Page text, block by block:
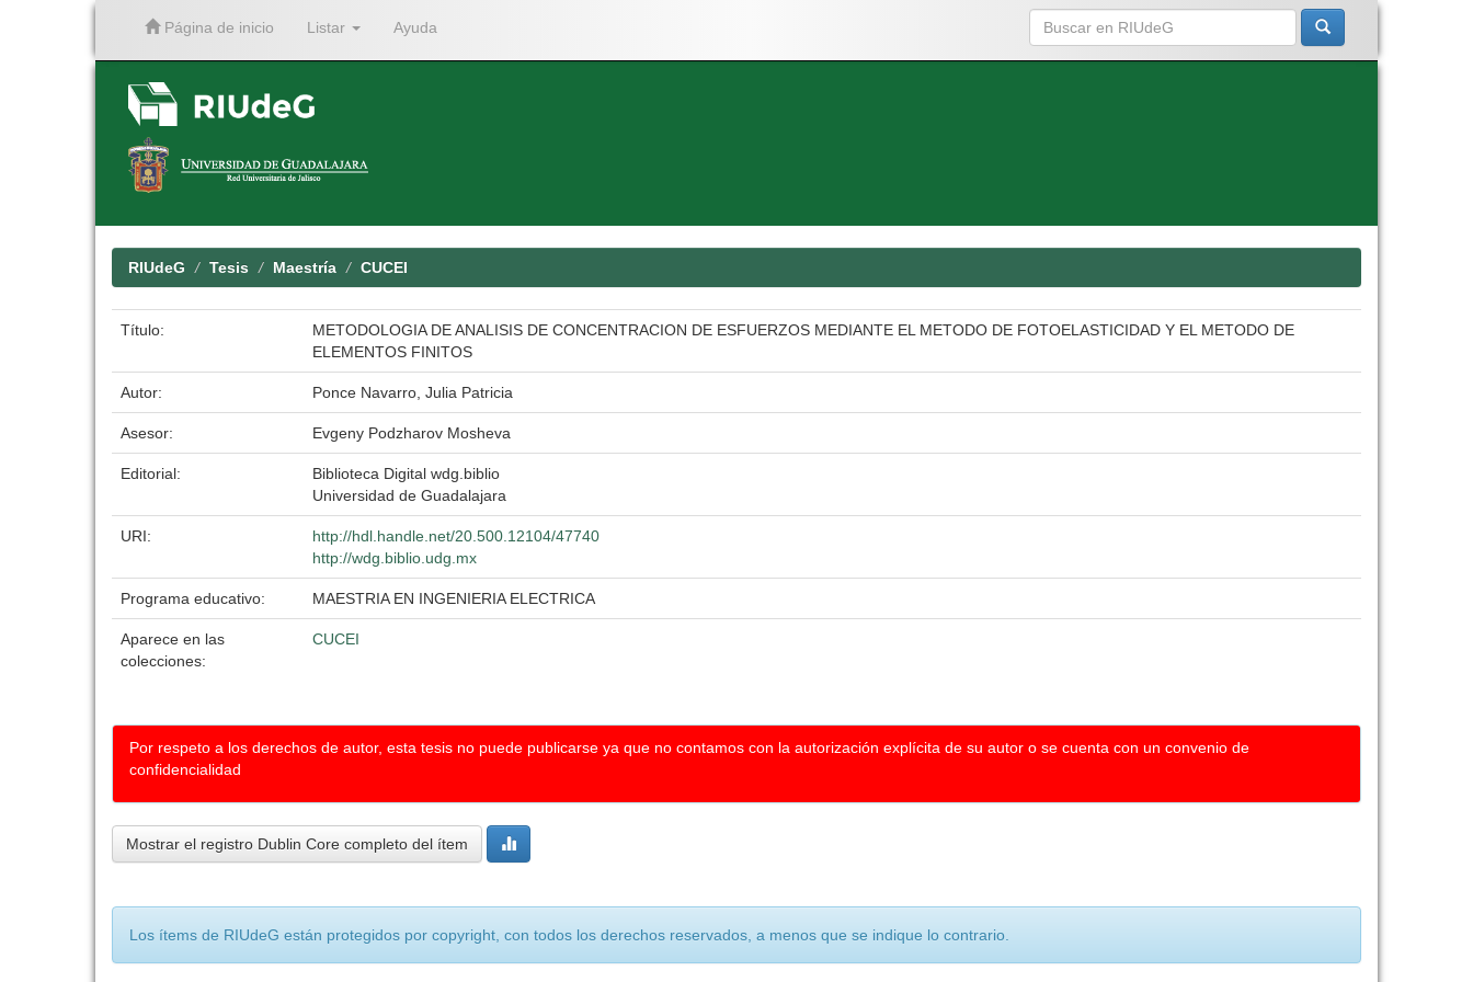
Página de inicio Listar Ayuda
RIUdeG Tesis Maestría CUCEI
Título:
METODOLOGIA DE ANALISIS DE CONCENTRACION DE ESFUERZOS MEDIANTE EL METODO DE FOTOELASTICIDAD Y EL METODO DE
ELEMENTOS FINITOS
Autor: Ponce Navarro, Julia Patricia
Asesor: Evgeny Podzharov Mosheva
Editorial:
Biblioteca Digital wdg.biblio
Universidad de Guadalajara
URI:
http://hdl.handle.net/20.500.12104/47740
http://wdg.biblio.udg.mx
Programa educativo: MAESTRIA EN INGENIERIA ELECTRICA
Aparece en las
colecciones:
CUCEI
Por respeto a los derechos de autor, esta tesis no puede publicarse ya que no contamos con la autorización explícita de su autor o se cuenta con un convenio de
confidencialidad
Mostrar el registro Dublin Core completo del ítem
Los ítems de RIUdeG están protegidos por copyright, con todos los derechos reservados, a menos que se indique lo contrario.